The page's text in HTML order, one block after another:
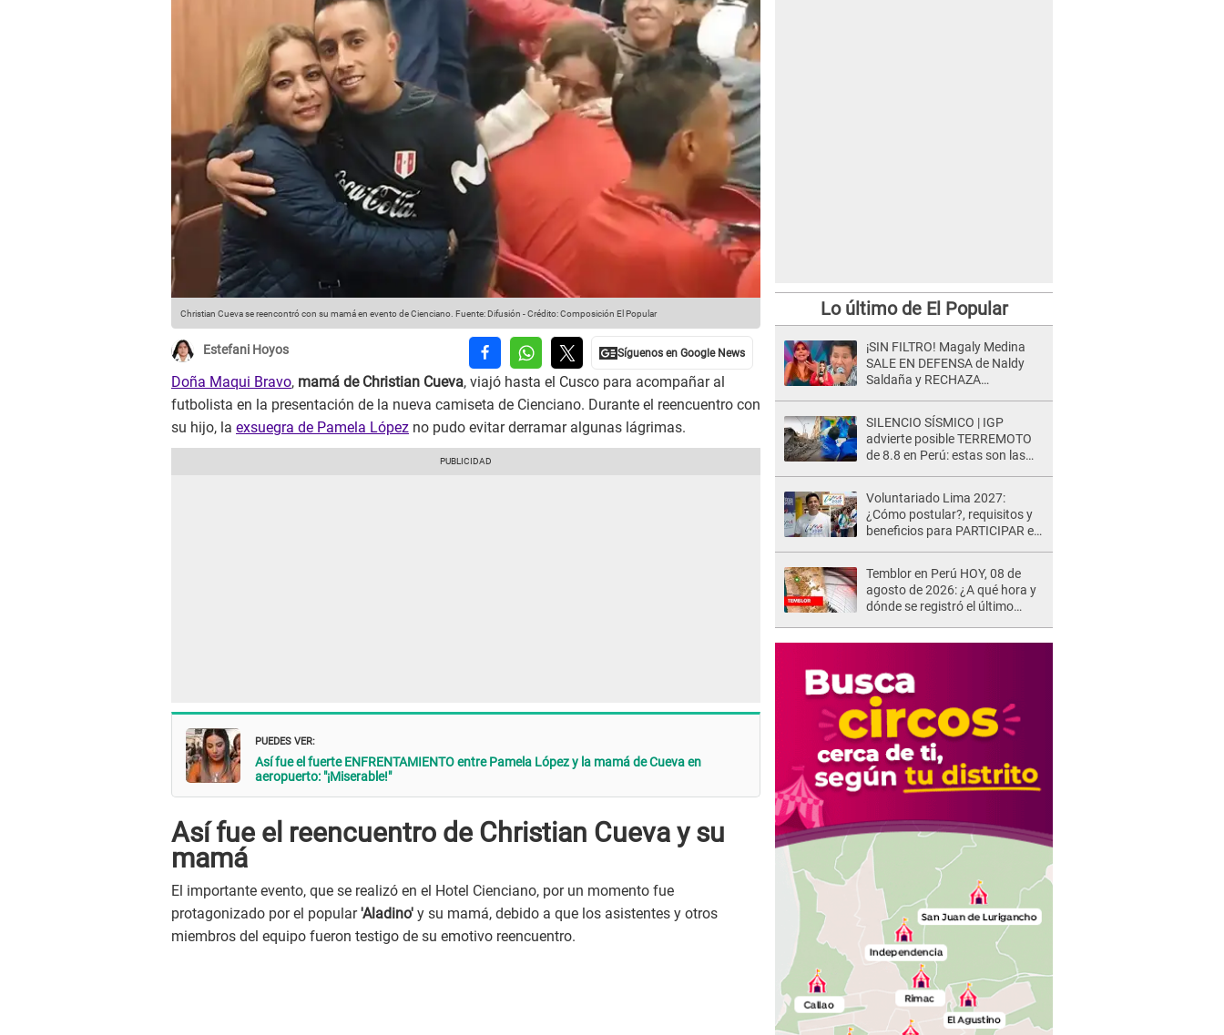
Christian Cueva se reencontró con su mamá en evento de Cienciano. Fuente: Difusión -Crédito: Composición El Popular
Estefani Hoyos
Doña Maqui Bravo, mamá de Christian Cueva, viajó hasta el Cusco para acompañar al
futbolista en la presentación de la nueva camiseta de Cienciano. Durante el reencuentro con
su hijo, la exsuegra de Pamela López no pudo evitar derramar algunas lágrimas.
PUEDES VER:
Así fue el fuerte ENFRENTAMIENTO entre Pamela López y la mamá de Cueva en
aeropuerto: "¡Miserable!"
Así fue el reencuentro de Christian Cueva y su
mamá
El importante evento, que se realizó en el Hotel Cienciano, por un momento fue
protagonizado por el popular'Aladino' y su mamá, debido a que los asistentes y otros
miembros del equipo fueron testigo de su emotivo reencuentro.
Lo último de El Popular
¡SIN FILTRO! Magaly Medina
SALE EN DEFENSA de Naldy
Saldaña y RECHAZA
Custodio: “Es su problema...”
SILENCIO SÍSMICO | IGP
advierte posible TERREMOTO
de 8.8 en Perú: estas son las
Voluntariado Lima 2027:
¿Cómo postular?, requisitos y
beneficios para PARTICIPAR en
Temblor en Perú HOY, 08 de
agosto de 2026: ¿A qué hora y
dónde se registró el último